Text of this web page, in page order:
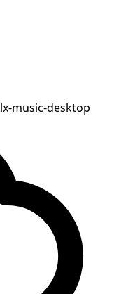
lx-music-desktop